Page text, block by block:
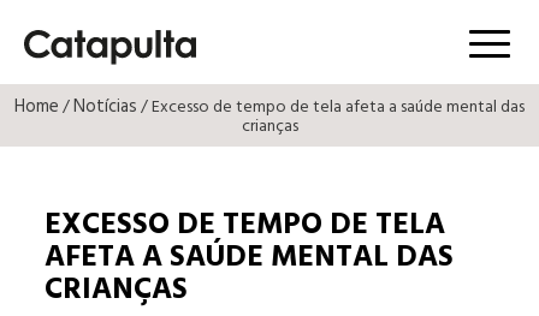
Menú
Home/Notícias/ Excesso de tempo de tela afeta a saúde mental das
crianças
EXCESSO DE TEMPO DE TELA
AFETA A SAÚDE MENTAL DAS
CRIANÇAS